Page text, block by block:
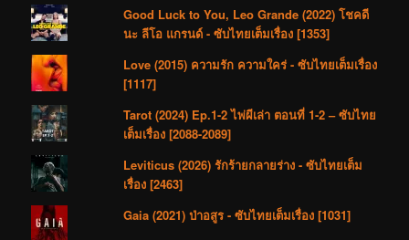
Good Luck to You, Leo Grande (2022) โชคดี
นะ ลีโอ แกรนด์ - ซับไทยเต็มเรื่อง [1353]
Love (2015) ความรัก ความใคร่ - ซับไทยเต็มเรื่อง
[1117]
Tarot (2024) Ep.1-2 ไพ่ผีเล่า ตอนที่ 1-2 – ซับไทย
เต็มเรื่อง [2088-2089]
Leviticus (2026) รักร้ายกลายร่าง - ซับไทยเต็ม
เรื่อง [2463]
Gaia (2021) ป่าอสูร - ซับไทยเต็มเรื่อง [1031]